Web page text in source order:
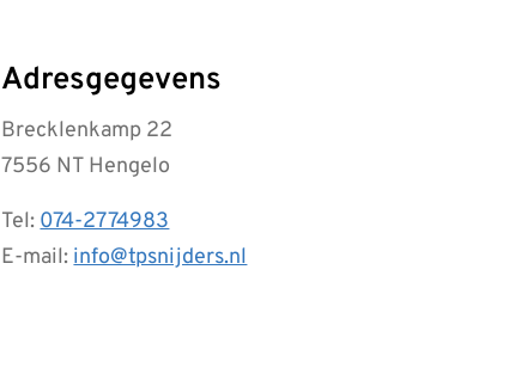
Adresgegevens
Brecklenkamp 22
7556 NT Hengelo
Tel:074-2774983
E-mail:info@tpsnijders.nl